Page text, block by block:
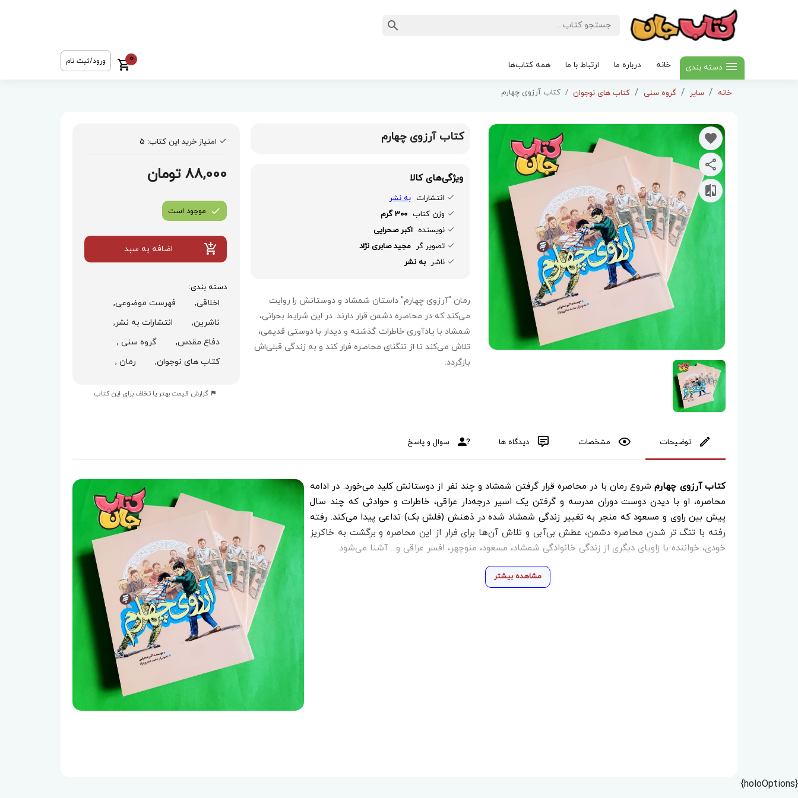
دسته بندی خانه درباره ما ارتباط با ما همه کتاب‌ها
0 ورود/ثبت نام
خانه سایر گروه سنی کتاب های نوجوان کتاب آرزوی چهارم
کتاب آرزوی چهارم
ویژگی‌های کالا
انتشارات به نشر
وزن کتاب 300 گرم
نویسنده اکبر صحرایی
تصویر گر مجید صابری نژاد
ناشر به نشر
رمان "آرزوی چهارم" داستان شمشاد و دوستانش را روایت
می‌کند که در محاصره دشمن قرار دارند. در این شرایط بحرانی،
شمشاد با یادآوری خاطرات گذشته و دیدار با دوستی قدیمی،
تلاش می‌کند تا از تنگنای محاصره فرار کند و به زندگی قبلی‌اش
بازگردد.
امتیاز خرید این کتاب: 5
88,000 تومان
موجود است
اضافه به سبد
دسته بندی:
اخلاقی,
فهرست موضوعی,
ناشرین,
انتشارات به نشر,
دفاع مقدس,
گروه سنی ,
کتاب های نوجوان,
رمان ,
گزارش قیمت بهتر یا تخلف برای این کتاب
توضیحات مشخصات دیدگاه ها سوال و پاسخ
کتاب آرزوی چهارم شروع رمان با در محاصره قرار گرفتن شمشاد و چند نفر از دوستانش کلید می‌خورد. در ادامه
محاصره، او با دیدن دوست دوران مدرسه و گرفتن یک اسیر درجه‌دار عراقی، خاطرات و حوادثی که چند سال
پیش بین راوی و مسعود که منجر به تغییر زندگی شمشاد شده در ذهنش (فلش بک) تداعی پیدا می‌کند. رفته
رفته با تنگ تر شدن محاصره دشمن، عطش بی‌آبی و تلاش آن‌ها برای فرار از این محاصره و برگشت به خاکریز
خودی، خواننده با زاویای دیگری از زندگی خانوادگی شمشاد، مسعود، منوچهر، افسر عراقی و... آشنا می‌شود.
مشاهده بیشتر
{holoOptions}